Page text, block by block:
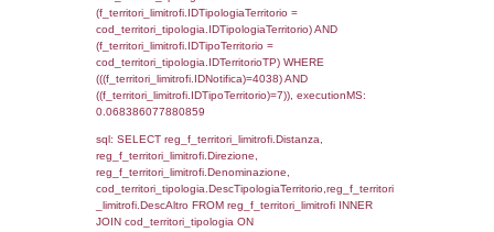
reg_f_territori_limitrofi.Denominazione,
reg_f_territori_limitrofi.DescAltro FROM
reg_f_territori_limitrofi INNER JOIN
ON
cod_territori_tipologia.IDTipologiaTerritorio)
(reg_f_territori_limitrofi.IDTipoTerritorio =
cod_territori_tipologia.IDTerritorioTP)